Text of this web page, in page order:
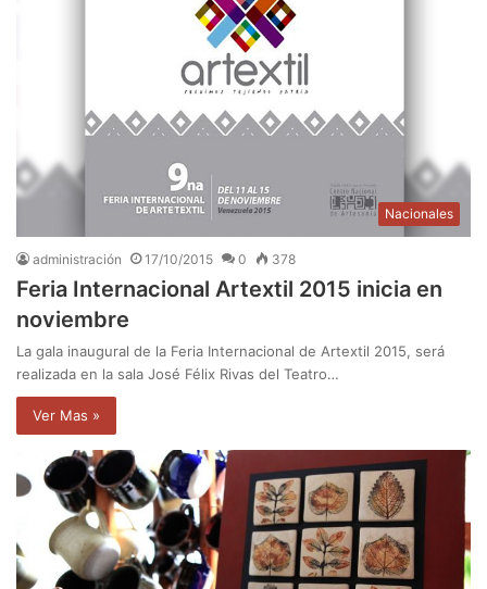
Nacionales
administración 17/10/2015 0 378
Feria Internacional Artextil 2015 inicia en
noviembre
La gala inaugural de la Feria Internacional de Artextil 2015, será
realizada en la sala José Félix Rivas del Teatro…
Ver Mas »